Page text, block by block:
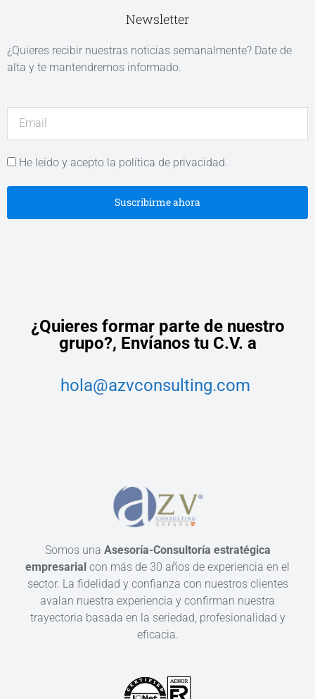
Newsletter
¿Quieres recibir nuestras noticias semanalmente? Date de
alta y te mantendremos informado.
He leído y acepto la política de privacidad.
Suscribirme ahora
¿Quieres formar parte de nuestro
grupo?, Envíanos tu C.V. a
hola@azvconsulting.com
Somos una Asesoría-Consultoría estratégica
empresarial con más de 30 años de experiencia en el
sector. La fidelidad y confianza con nuestros clientes
avalan nuestra experiencia y confirman nuestra
trayectoria basada en la seriedad, profesionalidad y
eficacia.